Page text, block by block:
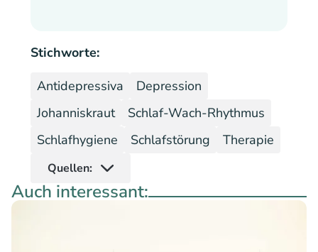
Stichworte:
Antidepressiva
Depression
Johanniskraut
Schlaf-Wach-Rhythmus
Schlafhygiene
Schlafstörung Therapie
Quellen:
Auch interessant: